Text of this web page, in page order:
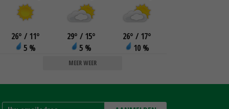
26° / 11°
5 %
29° / 15°
5 %
26° / 17°
10 %
MEER WEER